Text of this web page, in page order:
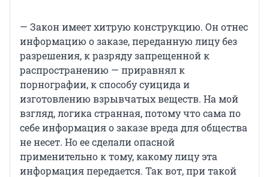
— Закон имеет хитрую конструкцию. Он отнес
информацию о заказе, переданную лицу без
разрешения, к разряду запрещенной к
распространению — приравнял к
порнографии, к способу суицида и
изготовлению взрывчатых веществ. На мой
взгляд, логика странная, потому что сама по
себе информация о заказе вреда для общества
не несет. Но ее сделали опасной
применительно к тому, какому лицу эта
информация передается. Так вот, при такой